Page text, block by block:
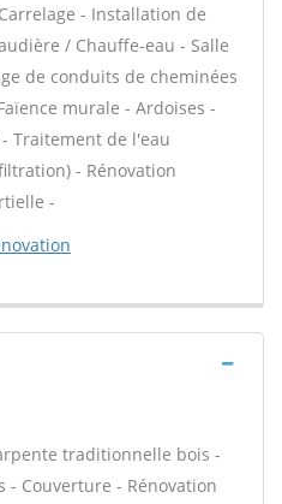
- Installation de
/ Chauffe-eau - Salle
de conduits de cheminées
murale - Ardoises -
Traitement de l'eau
- Rénovation
-
traditionnelle bois -
Couverture - Rénovation